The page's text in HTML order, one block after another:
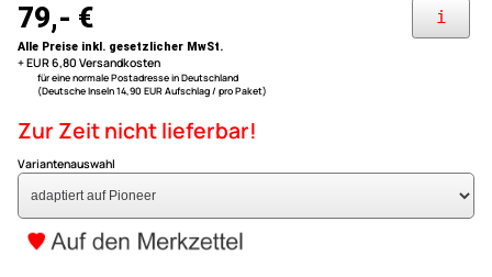
ACV
kompatibel mit Opel Vivaro
adaptiert auf Pioneer
Lenkradinterface passend für:
Opel Vivaro ( X83 ) ab Bj. 2011
nicht für folgende OEM Radios Arkamys, DSP Radiosat Classic
auf Pioneer Autoradios
79,- €